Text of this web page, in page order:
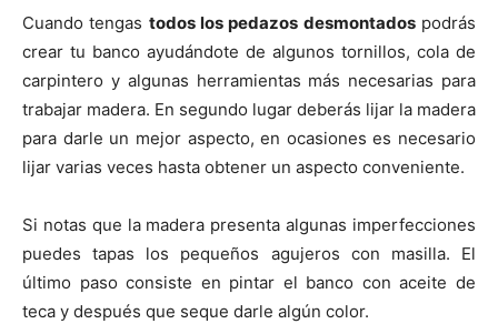
Cuando tengas todos los pedazos desmontadospodrás
crear tu banco ayudándote de algunos tornillos, cola de
carpintero y algunas herramientas más necesarias para
trabajar madera. En segundo lugar deberás lijar la madera
para darle un mejor aspecto, en ocasiones es necesario
lijar varias veces hasta obtener un aspecto conveniente.
Si notas que la madera presenta algunas imperfecciones
puedes tapas los pequeños agujeros con masilla. El
último paso consiste en pintar el banco con aceite de
teca y después que seque darle algún color.